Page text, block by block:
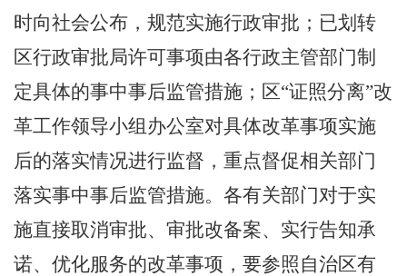
时向社会公布，规范实施行政审批；已划转
区行政审批局许可事项由各行政主管部门制
定具体的事中事后监管措施；区“证照分离”改
革工作领导小组办公室对具体改革事项实施
后的落实情况进行监督，重点督促相关部门
落实事中事后监管措施。各有关部门对于实
施直接取消审批、审批改备案、实行告知承
诺、优化服务的改革事项，要参照自治区有